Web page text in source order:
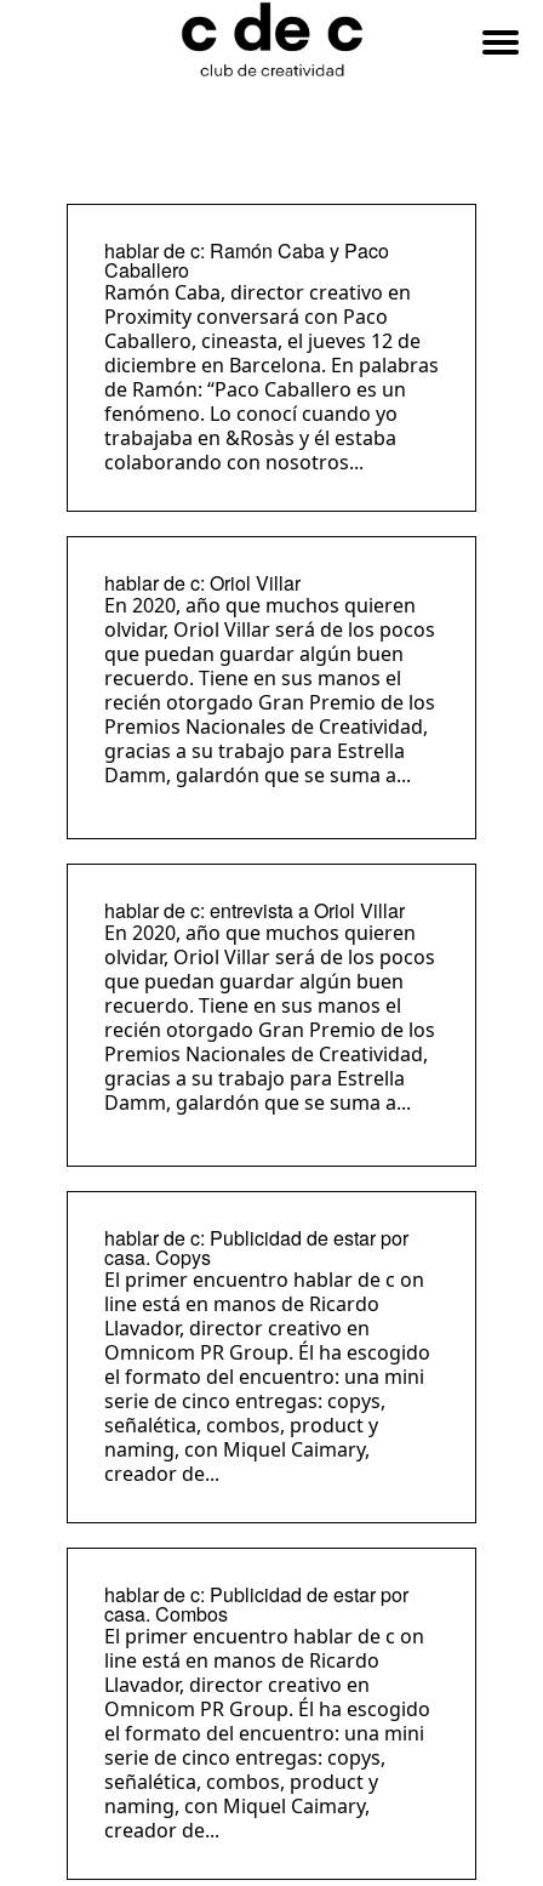
HAZTE
hablar de c: Ramón Caba y Paco
Caballero
Ramón Caba, director creativo en
Proximity conversará con Paco
Caballero, cineasta, el jueves 12 de
diciembre en Barcelona. En palabras
de Ramón: “Paco Caballero es un
fenómeno. Lo conocí cuando yo
trabajaba en &Rosàs y él estaba
colaborando con nosotros...
hablar de c: Oriol Villar
En 2020, año que muchos quieren
olvidar, Oriol Villar será de los pocos
que puedan guardar algún buen
recuerdo. Tiene en sus manos el
recién otorgado Gran Premio de los
Premios Nacionales de Creatividad,
gracias a su trabajo para Estrella
Damm, galardón que se suma a...
hablar de c: entrevista a Oriol Villar
En 2020, año que muchos quieren
olvidar, Oriol Villar será de los pocos
que puedan guardar algún buen
recuerdo. Tiene en sus manos el
recién otorgado Gran Premio de los
Premios Nacionales de Creatividad,
gracias a su trabajo para Estrella
Damm, galardón que se suma a...
hablar de c: Publicidad de estar por
casa. Copys
El primer encuentro hablar de c on
line está en manos de Ricardo
Llavador, director creativo en
Omnicom PR Group. Él ha escogido
el formato del encuentro: una mini
serie de cinco entregas: copys,
señalética, combos, product y
naming, con Miquel Caimary,
creador de...
hablar de c: Publicidad de estar por
casa. Combos
El primer encuentro hablar de c on
line está en manos de Ricardo
Llavador, director creativo en
Omnicom PR Group. Él ha escogido
el formato del encuentro: una mini
serie de cinco entregas: copys,
señalética, combos, product y
naming, con Miquel Caimary,
creador de...